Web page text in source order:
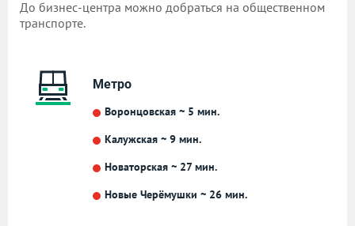
До бизнес-центра можно добраться на общественном
транспорте.
Метро
Воронцовская ~ 5 мин.
Калужская ~ 9 мин.
Новаторская ~ 27 мин.
Новые Черёмушки ~ 26 мин.